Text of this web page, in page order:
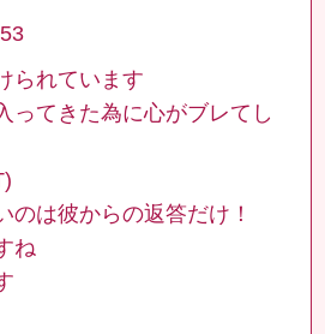
られています
ってきた為に心がブレてし
のは彼からの返答だけ！
ね